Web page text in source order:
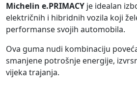
Michelin e.PRIMACY je idealan
električnih i hibridnih vozila koji
performanse svojih automobila.
Ova guma nudi kombinaciju
smanjene potrošnje energije,
vijeka trajanja.